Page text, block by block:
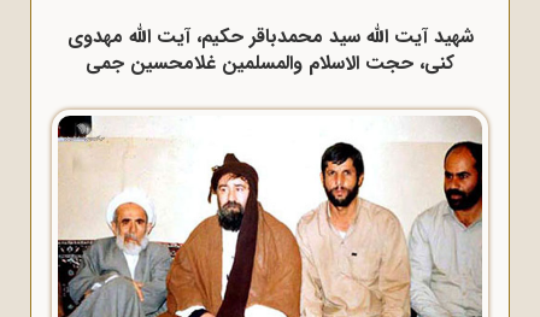
شهید آیت الله سید محمدباقر حکیم، آیت الله مهدوی
کنی، حجت الاسلام والمسلمین غلامحسین جمی